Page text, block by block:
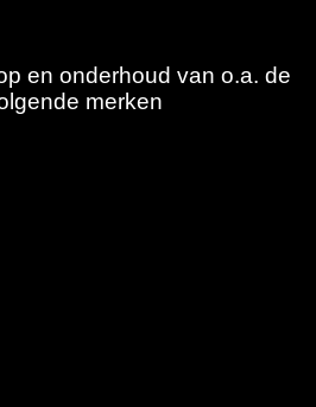
en onderhoud van o.a. de
merken